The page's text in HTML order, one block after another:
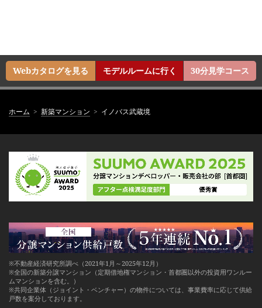
Webカタログを見る モデルルームに行く 30分見学コース
ホーム 新築マンション イノバス武蔵境
※不動産経済研究所調べ（2021年1月～2025年12月）
※全国の新築分譲マンション（定期借地権マンション・首都圏以外の投資用ワンルー
ムマンションを含む。）
※共同企業体（ジョイント・ベンチャー）の物件については、事業費率に応じて供給
戸数を案分しております。